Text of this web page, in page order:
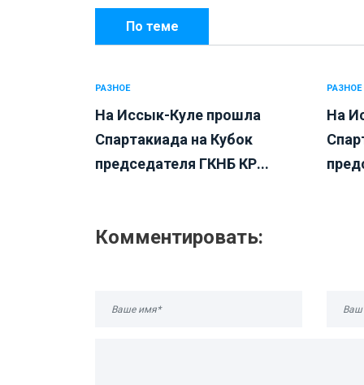
По теме
РАЗНОЕ
На Иссык-Куле прошла
Спартакиада на Кубок
председателя ГКНБ КР...
РАЗНОЕ
На
Комментировать: